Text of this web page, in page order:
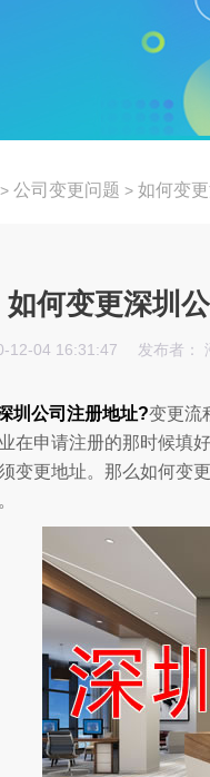
> 公司变更问题 > 如何变
如何变更深圳
12-04 16:31:47 发布者：
圳公司注册地址?变更流
在申请注册的那时候填
变更地址。那么如何变